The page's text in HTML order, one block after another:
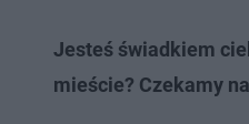
Jesteś świadkiem
mieście? Czekamy